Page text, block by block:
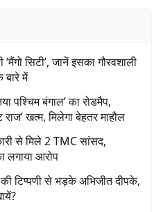
सिटी’, जानें इसका गौरवशाली
में
पश्चिम बंगाल’ का रोडमैप,
खत्म, मिलेगा बेहतर माहौल
से मिले 2 TMC सांसद,
लगाया आरोप
की टिप्पणी से भड़के अभिजीत दीपके,